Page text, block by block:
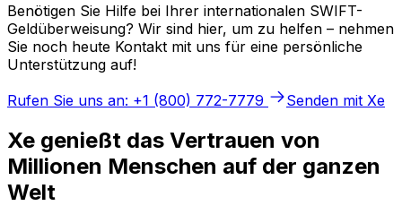
Benötigen Sie Hilfe bei Ihrer internationalen SWIFT-
Geldüberweisung? Wir sind hier, um zu helfen – nehmen
Sie noch heute Kontakt mit uns für eine persönliche
Unterstützung auf!
Rufen Sie uns an: +1 (800) 772-7779
Senden mit Xe
Xe genießt das Vertrauen von
Millionen Menschen auf der ganzen
Welt